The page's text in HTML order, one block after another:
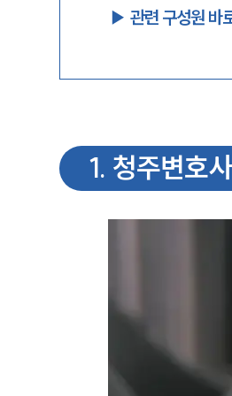
▶︎ 관련 구성원 바
1. 청주변호